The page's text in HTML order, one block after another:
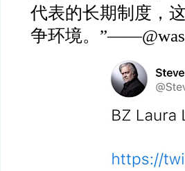
代表的长期制度，
争环境。